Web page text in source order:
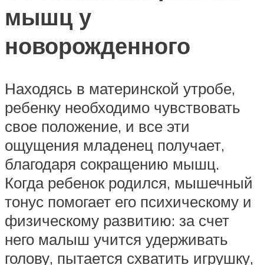
мышц у
новорожденного
Находясь в материнской утробе,
ребенку необходимо чувствовать
свое положение, и все эти
ощущения младенец получает,
благодаря сокращению мышц.
Когда ребенок родился, мышечный
тонус помогает его психическому и
физическому развитию: за счет
него малыш учится удерживать
голову, пытается схватить игрушку,